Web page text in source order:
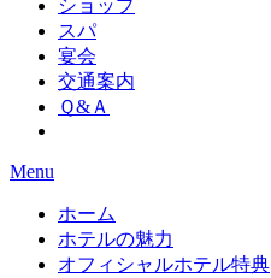
ショップ
スパ
宴会
交通案内
Ｑ&Ａ
Menu
ホーム
ホテルの魅力
オフィシャルホテル特典